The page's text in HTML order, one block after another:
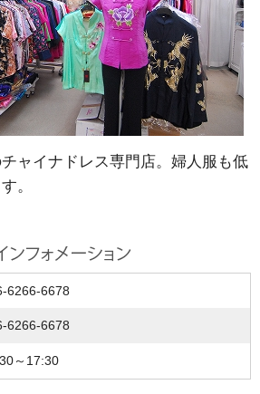
ャイナドレス専門店。婦人服も低
。
6266-6678
6266-6678
～17:30